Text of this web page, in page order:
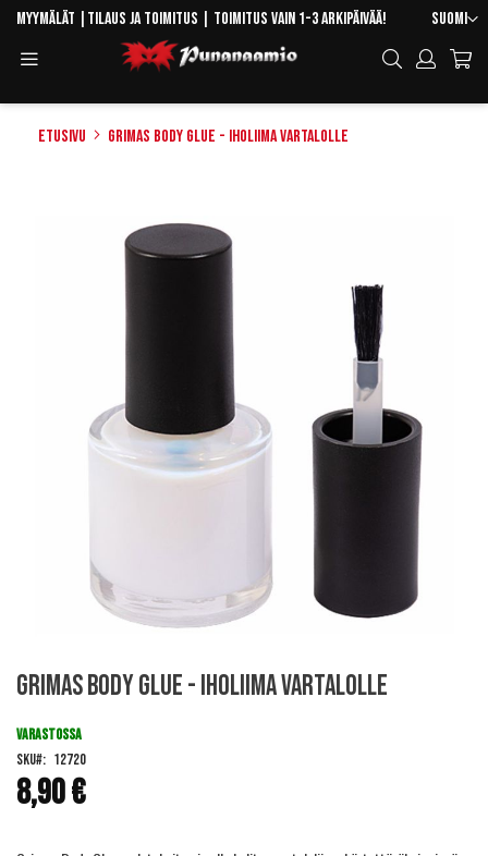
Skip
Content
Kieli
Suomi
Myymälät Tilaus ja toimitus | Toimitus vain 1-3 arkipäivää!
Hae
Etusivu Grimas Body Glue - Iholiima vartalolle
to
beginning
the
images
gallery
Grimas Body Glue - Iholiima vartalolle
8,90 €
VARASTOSSA
SKU
12720